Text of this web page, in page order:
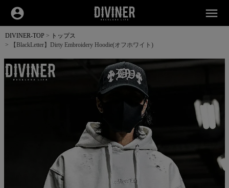
account_circle menu
DIVINER-TOP
トップス
【BlackLetter】Dirty Embroidery Hoodie(オフホワイト)